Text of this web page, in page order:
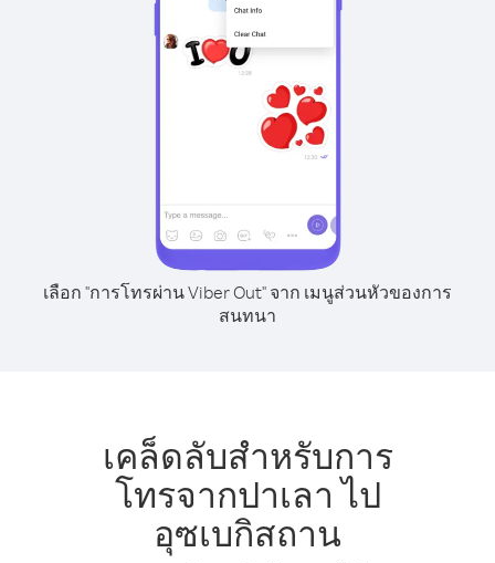
เลือก "การโทรผ่าน Viber Out" จาก เมนูส่วนหัวของการ
สนทนา
เคล็ดลับสำหรับการ
โทรจากปาเลา ไป
อุซเบกิสถาน